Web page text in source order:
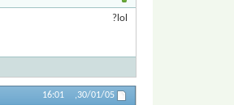
lol?
30/01/05,
16:01